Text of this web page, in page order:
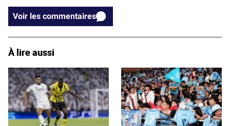
Voir les commentaires
À lire aussi